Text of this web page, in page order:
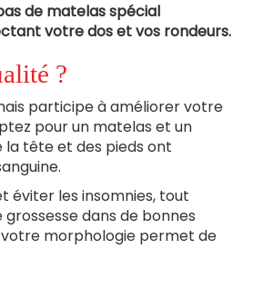
de matelas spécial
votre dos et vos rondeurs.
?
participe à améliorer votre
pour un matelas et un
la tête et des pieds ont
éviter les insomnies, tout
dans de bonnes
morphologie permet de